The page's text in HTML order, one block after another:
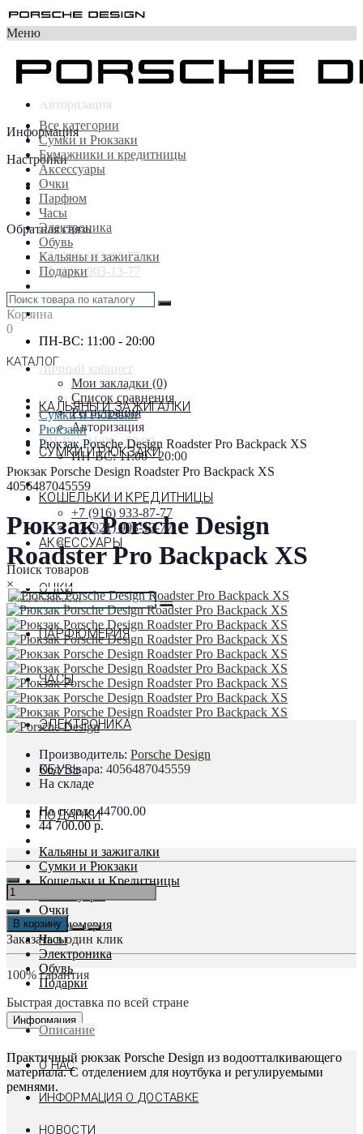
Меню
Личный кабинет
Авторизация
Информация
Настройки
Обратная связь
+7 (916) 933-87-77
+7 (921) 903-13-77
ПН-ВС: 11:00 - 20:00
Личный кабинет
Мои закладки (0)
Список сравнения
Регистрация
Авторизация
ПН-ВС: 11:00 - 20:00
ПН-ВС: 11:00 - 20:00
+7 (916) 933-87-77
+7 (916) 933-87-77
+7 (921) 903-13-77
Поиск товаров
×
Все категории
Сумки и Рюкзаки
Бумажники и кредитницы
Аксессуары
Очки
Парфюм
Часы
Электроника
Обувь
Кальяны и зажигалки
Подарки
Корзина
0
КАТАЛОГ
КАЛЬЯНЫ И ЗАЖИГАЛКИ
СУМКИ И РЮКЗАКИ
КОШЕЛЬКИ И КРЕДИТНИЦЫ
АКСЕССУАРЫ
ОЧКИ
ПАРФЮМЕРИЯ
ЧАСЫ
ЭЛЕКТРОНИКА
ОБУВЬ
ПОДАРКИ
Кальяны и зажигалки
Сумки и Рюкзаки
Кошельки и Кредитницы
Очки
Парфюмерия
Часы
Электроника
Обувь
Подарки
Информация
О НАС
ИНФОРМАЦИЯ О ДОСТАВКЕ
НОВОСТИ
Сумки и Рюкзаки
Рюкзаки
Рюкзак Porsche Design Roadster Pro Backpack XS
Рюкзак Porsche Design Roadster Pro Backpack XS
4056487045559
Рюкзак Porsche Design
Roadster Pro Backpack XS
Производитель: Porsche Design
Код товара: 4056487045559
На складе
На складе44700.00
44 700.00 р.
В корзину
Заказать в один клик
100% гарантия
Быстрая доставка по всей стране
Описание
Практичный рюкзак Porsche Design из водоотталкивающего
материала. С отделением для ноутбука и регулируемыми
ремнями.